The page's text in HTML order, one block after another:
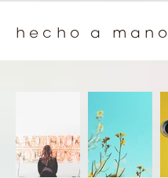
hecho a mano